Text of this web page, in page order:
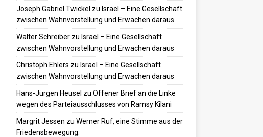
Joseph Gabriel Twickel zu Israel – Eine Gesellschaft
zwischen Wahnvorstellung und Erwachen daraus
Walter Schreiberzu Israel – Eine Gesellschaft
zwischen Wahnvorstellung und Erwachen daraus
Christoph Ehlers zu Israel – Eine Gesellschaft
zwischen Wahnvorstellung und Erwachen daraus
Hans-Jürgen Heusel zu Offener Brief an die Linke
wegen des Parteiausschlusses von Ramsy Kilani
Margrit Jessen zu Werner Ruf, eine Stimme aus der
Friedensbewegung: